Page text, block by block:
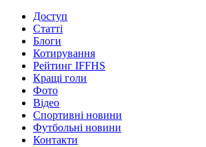
Доступ
Статті
Блоги
Котирування
Рейтинг IFFHS
Кращі голи
Фото
Відео
Спортивні новини
Футбольні новини
Контакти